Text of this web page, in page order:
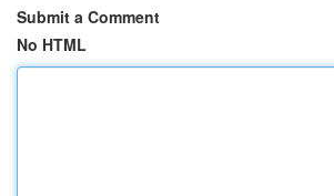
Submit a Comment
No HTML